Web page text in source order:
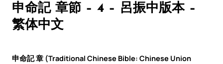
申命記 章節 – 4 – 呂振中版本 –
繁体中文
申命記 章 (Traditional Chinese Bible: Chinese Union